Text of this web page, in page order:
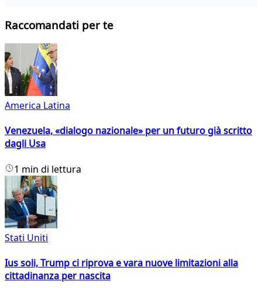
Raccomandati per te
America Latina
Venezuela, «dialogo nazionale» per un futuro già scritto
dagli Usa
1 min di lettura
Stati Uniti
Ius soli, Trump ci riprova e vara nuove limitazioni alla
cittadinanza per nascita